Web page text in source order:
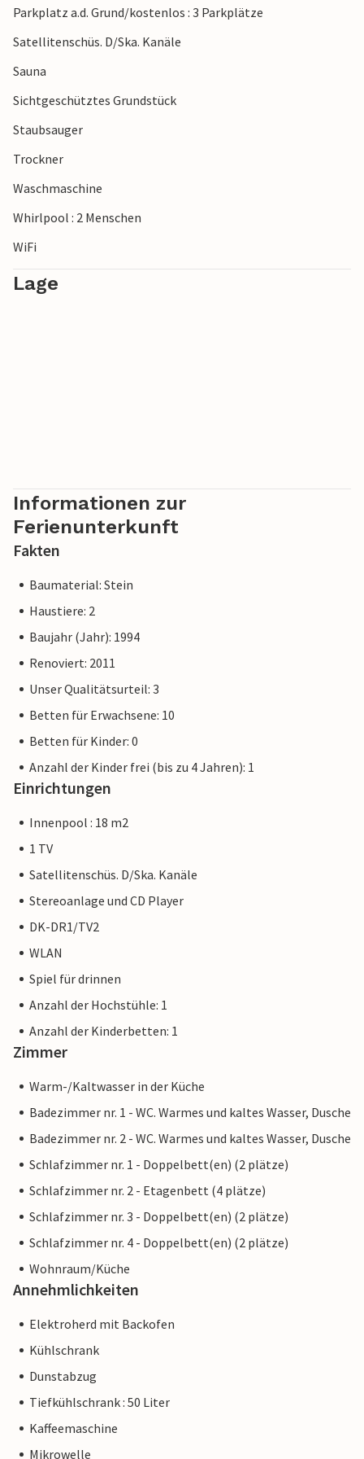
Weise aufeinandertreffen.
Parkplatz a.d. Grund/kostenlos : 3 Parkplätze
Satellitenschüs. D/Ska. Kanäle
Sauna
Sichtgeschütztes Grundstück
Staubsauger
Trockner
Waschmaschine
Whirlpool : 2 Menschen
WiFi
Lage
Informationen zur
Ferienunterkunft
Fakten
Baumaterial: Stein
Haustiere: 2
Baujahr (Jahr): 1994
Renoviert: 2011
Unser Qualitätsurteil: 3
Betten für Erwachsene: 10
Betten für Kinder: 0
Anzahl der Kinder frei (bis zu 4 Jahren): 1
Einrichtungen
Innenpool : 18 m2
1 TV
Satellitenschüs. D/Ska. Kanäle
Stereoanlage und CD Player
DK-DR1/TV2
WLAN
Spiel für drinnen
Anzahl der Hochstühle: 1
Anzahl der Kinderbetten: 1
Zimmer
Warm-/Kaltwasser in der Küche
Badezimmer nr. 1 - WC. Warmes und kaltes Wasser, Dusche
Badezimmer nr. 2 - WC. Warmes und kaltes Wasser, Dusche
Schlafzimmer nr. 1 - Doppelbett(en) (2 plätze)
Schlafzimmer nr. 2 - Etagenbett (4 plätze)
Schlafzimmer nr. 3 - Doppelbett(en) (2 plätze)
Schlafzimmer nr. 4 - Doppelbett(en) (2 plätze)
Wohnraum/Küche
Annehmlichkeiten
Elektroherd mit Backofen
Kühlschrank
Dunstabzug
Tiefkühlschrank : 50 Liter
Kaffeemaschine
Mikrowelle